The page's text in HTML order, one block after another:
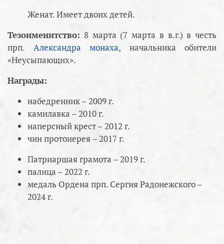
Женат. Имеет двоих детей.
Тезоименитство: 8 марта (7 марта в в.г.) в честь
прп. Александра монаха, начальника обители
«Неусыпающих».
Награды:
набедренник – 2009 г.
камилавка – 2010 г.
наперсный крест – 2012 г.
чин протоиерея – 2017 г.
Патриаршая грамота – 2019 г.
палица – 2022 г.
медаль Ордена прп. Сергия Радонежского –
2024 г.